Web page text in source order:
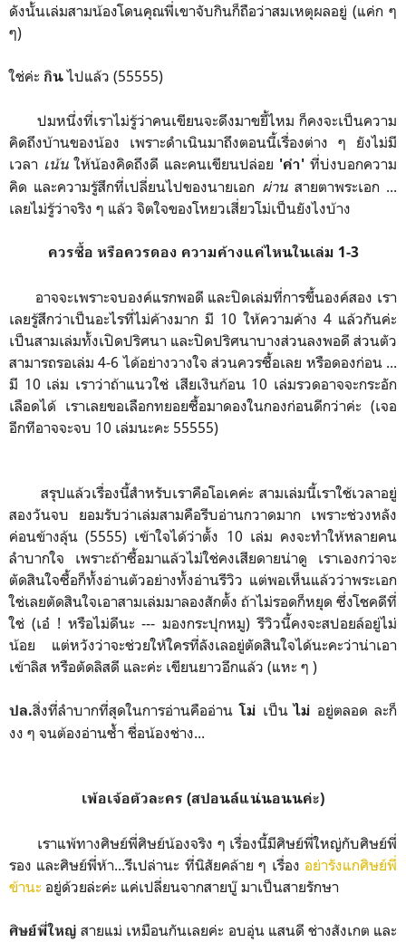
ดังนั้นเล่มสามน้องโดนคุณพี่เขาจับกินก็ถือว่าสมเหตุผลอยู่ (แค่ก ๆ
ๆ)
ใช่ค่ะ กินไปแล้ว (55555)
ปมหนึ่งที่เราไม่รู้ว่าคนเขียนจะดึงมาขยี้ไหม ก็คงจะเป็นความ
คิดถึงบ้านของน้อง เพราะดำเนินมาถึงตอนนี้เรื่องต่าง ๆ ยังไม่มี
เวลา เน้น ให้น้องคิดถึงดี และคนเขียนปล่อย 'คำ' ที่บ่งบอกความ
คิด และความรู้สึกที่เปลี่ยนไปของนายเอก ผ่านสายตาพระเอก ...
เลยไม่รู้ว่าจริง ๆ แล้ว จิตใจของโหยวเสี่ยวโม่เป็นยังไงบ้าง
ควรซื้อ หรือควรดอง ความค้างแค่ไหนในเล่ม 1-3
อาจจะเพราะจบองค์แรกพอดี และปิดเล่มที่การขึ้นองค์สอง เรา
เลยรู้สึกว่าเป็นอะไรที่ไม่ค้างมาก มี 10 ให้ความค้าง 4 แล้วกันค่ะ
เป็นสามเล่มทั้งเปิดปริศนา และปิดปริศนาบางส่วนลงพอดี ส่วนตัว
สามารถรอเล่ม 4-6 ได้อย่างวางใจ ส่วนควรซื้อเลย หรือดองก่อน ...
มี 10 เล่ม เราว่าถ้าแนวใช่ เสียเงินก้อน 10 เล่มรวดอาจจะกระอัก
เลือดได้ เราเลยขอเลือกทยอยซื้อมาดองในกองก่อนดีกว่าค่ะ (เจอ
อีกทีอาจจะจบ 10 เล่มนะคะ 55555)
สรุปแล้วเรื่องนี้สำหรับเราคือโอเคค่ะ สามเล่มนี้เราใช้เวลาอยู่
สองวันจบ ยอมรับว่าเล่มสามคือรีบอ่านกวาดมาก เพราะช่วงหลัง
ค่อนข้างลุ้น (5555) เข้าใจได้ว่าตั้ง 10 เล่ม คงจะทำให้หลายคน
ลำบากใจ เพราะถ้าซื้อมาแล้วไม่ใช่คงเสียดายน่าดู เราเองกว่าจะ
ตัดสินใจซื้อก็ทั้งอ่านตัวอย่างทั้งอ่านรีวิว แต่พอเห็นแล้วว่าพระเอก
ใช่เลยตัดสินใจเอาสามเล่มมาลองสักตั้ง ถ้าไม่รอดก็หยุด ซึ่งโชคดีที่
ใช่ (เอ๋ ! หรือไม่ดีนะ --- มองกระปุกหมู) รีวิวนี้คงจะสปอยล์อยู่ไม่
น้อย แต่หวังว่าจะช่วยให้ใครที่ลังเลอยู่ตัดสินใจได้นะคะว่าน่าเอา
เข้าลิส หรือตัดลิสดี และค่ะ เขียนยาวอีกแล้ว (แหะ ๆ )
ปล.สิ่งที่ลำบากที่สุดในการอ่านคืออ่านโม่ เป็นไม่ อยู่ตลอด ละก็
งง ๆ จนต้องอ่านซ้ำ ชื่อน้องช่าง...
เพ้อเจ้อตัวละคร (สปอนล์แน่นอนนค่ะ)
เราแพ้ทางศิษย์พี่ศิษย์น้องจริง ๆ เรื่องนี้มีศิษย์พี่ใหญ่กับศิษย์พี่
รอง และศิษย์พี่ห้า...รึเปล่านะ ที่นิสัยคล้าย ๆ เรื่อง อย่ารังแกศิษย์พี่
ข้านะ อยู่ด้วยล่ะค่ะ แค่เปลี่ยนจากสายบู๊ มาเป็นสายรักษา
ศิษย์พี่ใหญ่ สายแม่ เหมือนกันเลยค่ะ อบอุ่น แสนดี ช่างสังเกต และ